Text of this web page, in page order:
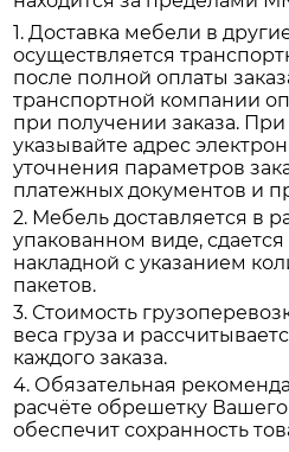
1. Доставка мебели в
осуществляется
после полной оплаты
транспортной компании
при получении заказа. При
указывайте адрес
уточнения параметров
платежных документов и
2. Мебель доставляется в
упакованном виде,
накладной с указанием
пакетов.
3. Стоимость
веса груза и
каждого заказа.
4. Обязательная
расчёте обрешетку Вашего
обеспечит сохранность